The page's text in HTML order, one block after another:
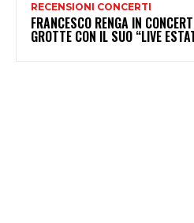
RECENSIONI CONCERTI
FRANCESCO RENGA IN
GROTTE CON IL SUO “LIVE